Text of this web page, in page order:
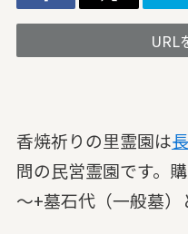
URL
香焼祈りの里霊園は
問の民営霊園です。
～+墓石代（一般墓）